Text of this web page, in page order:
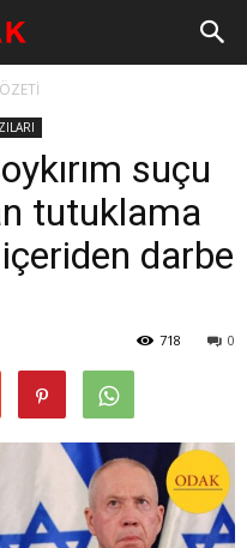
suçu
tutuklama
darbe
0
718